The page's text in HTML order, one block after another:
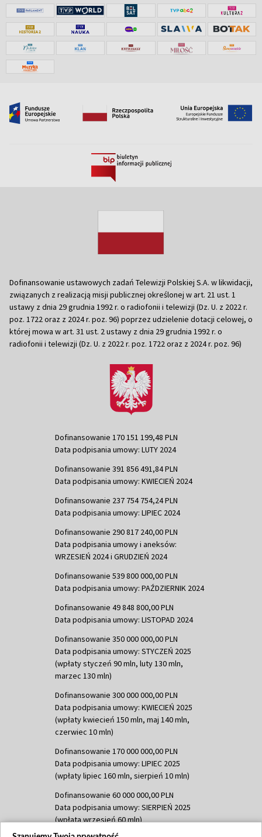
Dofinansowanie ustawowych zadań Telewizji Polskiej S.A. w likwidacji,
związanych z realizacją misji publicznej określonej w art. 21 ust. 1
ustawy z dnia 29 grudnia 1992 r. o radiofonii i telewizji (Dz. U. z 2022 r.
poz. 1722 oraz z 2024 r. poz. 96) poprzez udzielenie dotacji celowej, o
której mowa w art. 31 ust. 2 ustawy z dnia 29 grudnia 1992 r. o
radiofonii i telewizji (Dz. U. z 2022 r. poz. 1722 oraz z 2024 r. poz. 96)
Dofinansowanie 170 151 199,48 PLN
Data podpisania umowy: LUTY 2024
Dofinansowanie 391 856 491,84 PLN
Data podpisania umowy: KWIECIEŃ 2024
Dofinansowanie 237 754 754,24 PLN
Data podpisania umowy: LIPIEC 2024
Dofinansowanie 290 817 240,00 PLN
Data podpisania umowy i aneksów:
WRZESIEŃ 2024 i GRUDZIEŃ 2024
Dofinansowanie 539 800 000,00 PLN
Data podpisania umowy: PAŹDZIERNIK 2024
Dofinansowanie 49 848 800,00 PLN
Data podpisania umowy: LISTOPAD 2024
Dofinansowanie 350 000 000,00 PLN
Data podpisania umowy: STYCZEŃ 2025
(wpłaty styczeń 90 mln, luty 130 mln,
marzec 130 mln)
Dofinansowanie 300 000 000,00 PLN
Data podpisania umowy: KWIECIEŃ 2025
(wpłaty kwiecień 150 mln, maj 140 mln,
czerwiec 10 mln)
Dofinansowanie 170 000 000,00 PLN
Data podpisania umowy: LIPIEC 2025
(wpłaty lipiec 160 mln, sierpień 10 mln)
Dofinansowanie 60 000 000,00 PLN
Data podpisania umowy: SIERPIEŃ 2025
(wpłata wrzesień 60 mln)